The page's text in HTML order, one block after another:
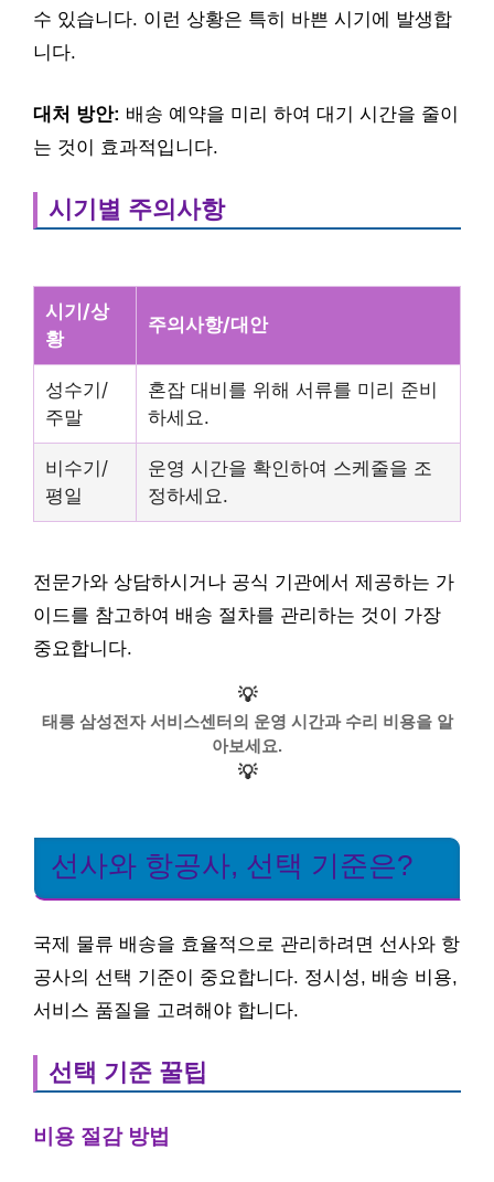
수 있습니다. 이런 상황은 특히 바쁜 시기에 발생합
니다.
대처 방안: 배송 예약을 미리 하여 대기 시간을 줄이
는 것이 효과적입니다.
시기별 주의사항
시기/상
황
주의사항/대안
성수기/
주말
혼잡 대비를 위해 서류를 미리 준비
하세요.
비수기/
평일
운영 시간을 확인하여 스케줄을 조
정하세요.
전문가와 상담하시거나 공식 기관에서 제공하는 가
이드를 참고하여 배송 절차를 관리하는 것이 가장
중요합니다.
💡
태릉 삼성전자 서비스센터의 운영 시간과 수리 비용을 알
아보세요.
💡
선사와 항공사, 선택 기준은?
국제 물류 배송을 효율적으로 관리하려면 선사와 항
공사의 선택 기준이 중요합니다. 정시성, 배송 비용,
서비스 품질을 고려해야 합니다.
선택 기준 꿀팁
비용 절감 방법